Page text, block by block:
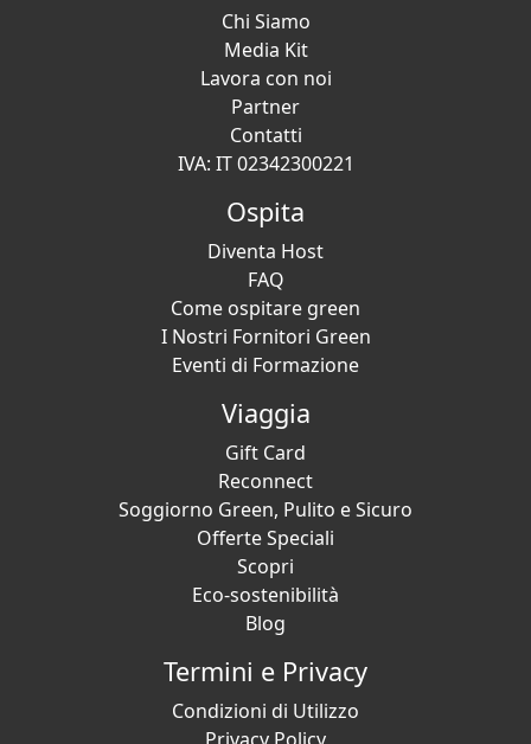
Chi Siamo
Media Kit
Lavora con noi
Partner
Contatti
IVA: IT 02342300221
Ospita
Diventa Host
FAQ
Come ospitare green
I Nostri Fornitori Green
Eventi di Formazione
Viaggia
Gift Card
Reconnect
Soggiorno Green, Pulito e Sicuro
Offerte Speciali
Scopri
Eco-sostenibilità
Blog
Termini e Privacy
Condizioni di Utilizzo